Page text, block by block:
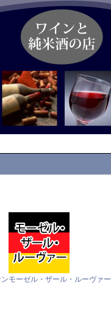
モーゼル・ザール・ルーヴァー